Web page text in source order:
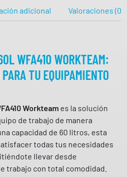
adicional Valoraciones (0)
WFA410 WORKTEAM:
TU EQUIPAMIENTO
Workteam es la solución
de trabajo de manera
capacidad de 60 litros, esta
todas tus necesidades
llevar desde
trabajo con total comodidad.